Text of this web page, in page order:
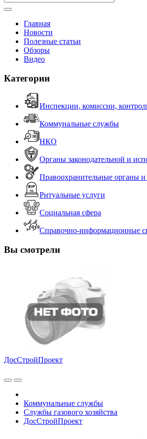
Главная
Новости
Полезные статьи
Обзоры
Видео
Категории
Инспекции, комиссии,
Коммунальные службы
НКО
Органы законодательной и
Правоохранительные органы
Ритуальные услуги
Социальная сфера
Справочно-информационные
Вы смотрели
ДосСтройПроект
Коммунальные службы
Службы газового хозяйства
ДосСтройПроект